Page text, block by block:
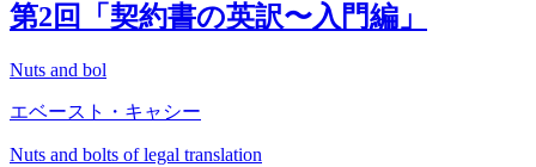
第2回「契約書の英訳〜入門編」
Nuts and bol
エベースト・キャシー
Nuts and bolts of legal translation